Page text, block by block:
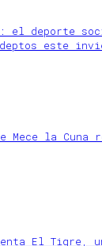
el deporte
este
Mece la
El Tigre,